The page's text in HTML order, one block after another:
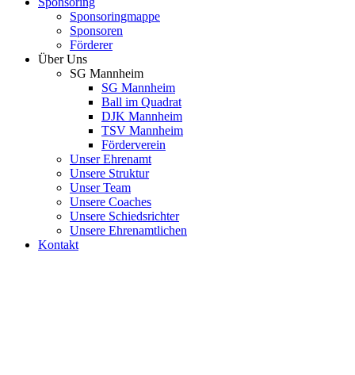
Sponsoringmappe
Sponsoren
Förderer
Über Uns
SG Mannheim
SG Mannheim
Ball im Quadrat
DJK Mannheim
TSV Mannheim
Förderverein
Unser Ehrenamt
Unsere Struktur
Unser Team
Unsere Coaches
Unsere Schiedsrichter
Unsere Ehrenamtlichen
Kontakt